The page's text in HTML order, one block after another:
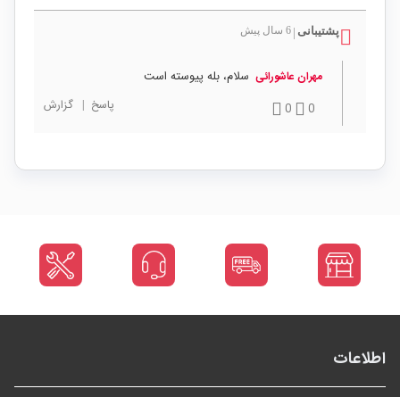
پشتیبانی 6 سال پیش
مهران عاشورائی سلام، بله پیوسته است
0
0 پاسخ | گزارش
اطلاعات